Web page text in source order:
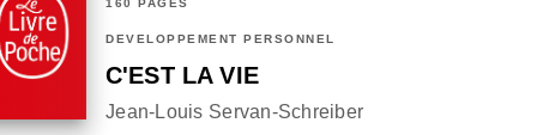
160 PAGES
DÉVELOPPEMENT PERSONNEL
C'EST LA VIE
Jean-Louis Servan-Schreiber